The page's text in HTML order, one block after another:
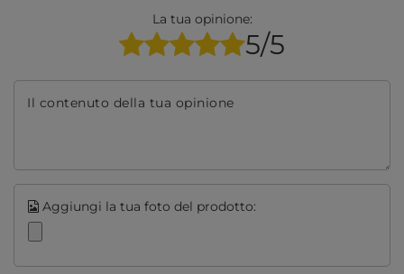
La tua opinione:
5/5
Il contenuto della tua opinione
Aggiungi la tua foto del prodotto: